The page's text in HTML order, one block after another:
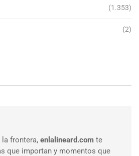
(1.353)
(2)
la frontera, enlalineard.com te
que importan y momentos que